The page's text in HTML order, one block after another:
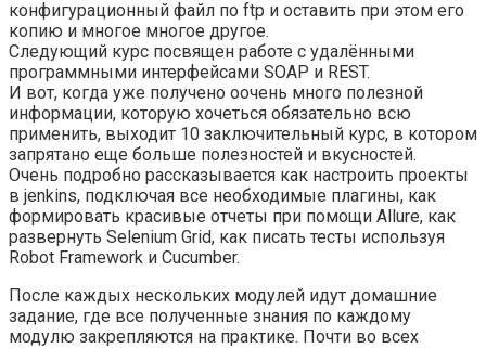
конфигурационный файл по ftp и оставить при этом его
копию и многое многое другое.
Следующий курс посвящен работе с удалёнными
программными интерфейсами SOAP и REST.
И вот, когда уже получено оочень много полезной
информации, которую хочеться обязательно всю
применить, выходит 10 заключительный курс, в котором
запрятано еще больше полезноcтей и вкусностей.
Очень подробно рассказывается как настроить проекты
в jenkins, подключая все необходимые плагины, как
формировать красивые отчеты при помощи Allure, как
развернуть Selenium Grid, как писать тесты используя
Robot Framework и Cucumber.
После каждых нескольких модулей идут домашние
задание, где все полученные знания по каждому
модулю закрепляются на практике. Почти во всех